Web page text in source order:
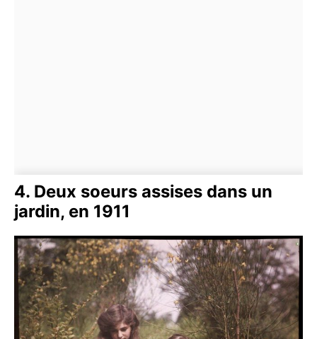
4. Deux soeurs assises dans un
jardin, en 1911